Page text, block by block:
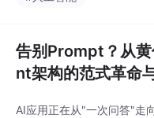
告别Prompt？从
nt架构的范式革命
AI应用正在从"一次问答"走